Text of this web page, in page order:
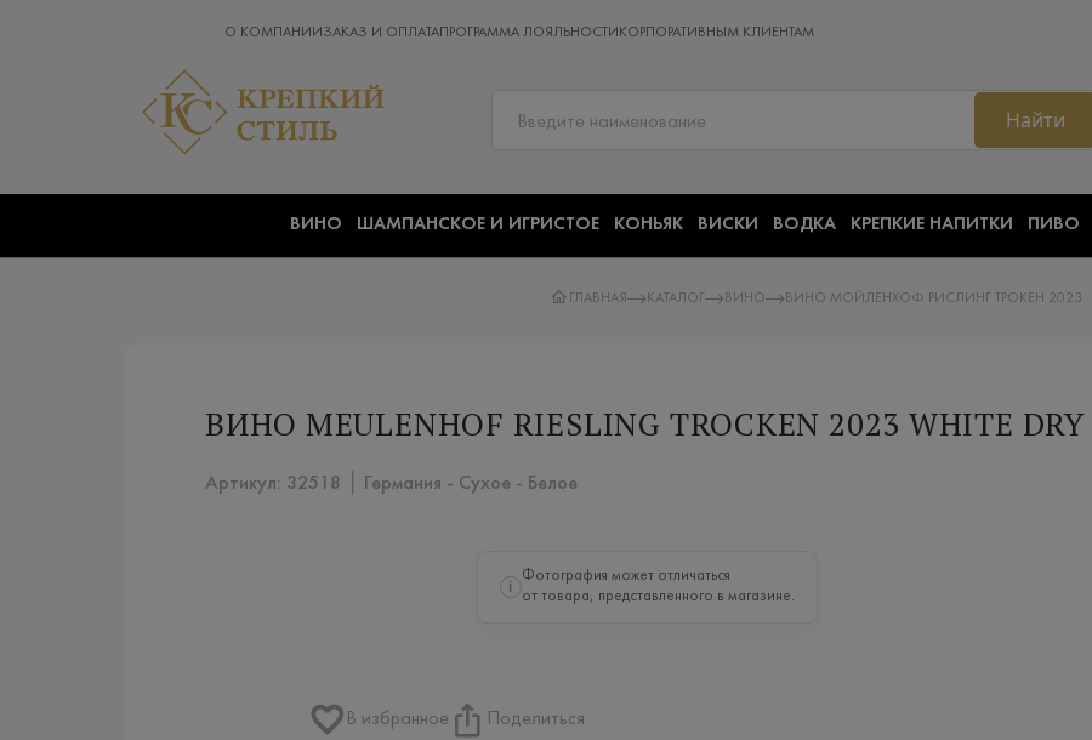
О КОМПАНИИ ЗАКАЗ И ОПЛАТАПРОГРАММА ЛОЯЛЬНОСТИ КОРПОРАТИВНЫМ КЛИЕНТАМ
Найти
ВИНО ШАМПАНСКОЕ И ИГРИСТОЕ КОНЬЯК ВИСКИ ВОДКА КРЕПКИЕ НАПИТКИ ПИВО
ГЛАВНАЯ КАТАЛОГ ВИНО ВИНО МОЙЛЕНХОФ РИСЛИНГ ТРОКЕН 2023
ВИНО MEULENHOF RIESLING TROCKEN 2023 WHITE
Артикул: 32518 │ Германия - Сухое - Белое
i
Фотография может отличаться
от товара, представленного в магазине.
В избранное Поделиться